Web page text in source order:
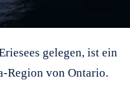
gelegen, ist ein
Region von Ontario.